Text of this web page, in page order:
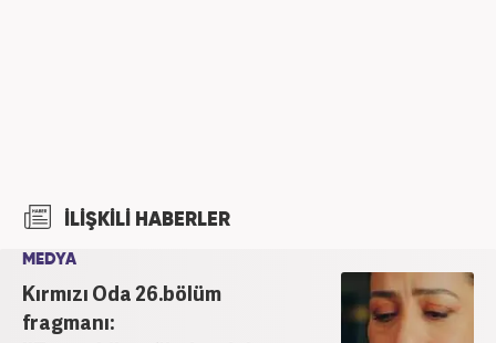
İLİŞKİLİ HABERLER
MEDYA
Kırmızı Oda 26.bölüm
fragmanı: